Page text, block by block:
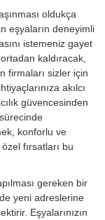
oldukça
eşyaların deneyimli
istemeniz gayet
kaldıracak,
firmaları sizler için
ihtiyaçlarınıza akılcı
güvencesinden
konforlu ve
fırsatları bu
gereken bir
yeni adreslerine
Eşyalarınızın